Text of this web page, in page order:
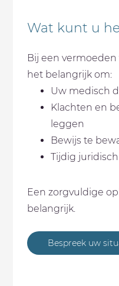
Wat kunt u
Bij een
het belangrijk om:
Uw medisch
Klachten en
leggen
Bewijs te
Tijdig
Een zorgvuldige
belangrijk.
Bespreek uw